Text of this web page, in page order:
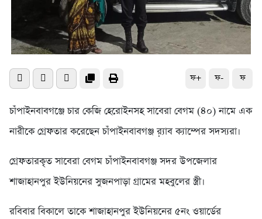
ফ+ ফ- ফ
চাঁপাইনবাবগঞ্জে চার কেজি হেরোইনসহ সাবেরা বেগম (৪০) নামে এক
নারীকে গ্রেফতার করেছেন চাঁপাইনবাবগঞ্জ র়্যাব ক্যাম্পের সদস্যরা।
গ্রেফতারকৃত সাবেরা বেগম চাঁপাইনবাবগঞ্জ সদর উপজেলার
শাজাহানপুর ইউনিয়নের সুজনপাড়া গ্রামের মহবুলের স্ত্রী।
রবিবার বিকালে তাকে শাজাহানপুর ইউনিয়নের ৫নং ওয়ার্ডের